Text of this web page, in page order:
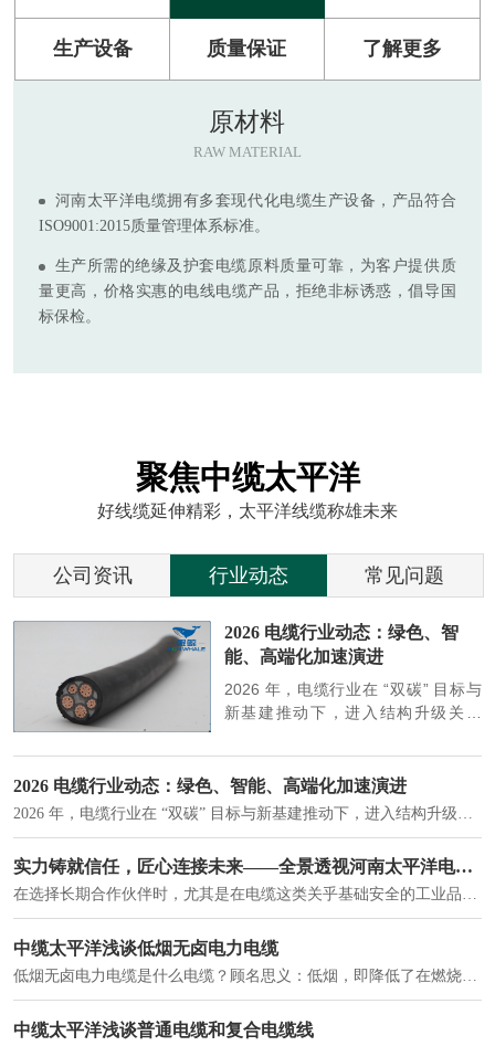
生产设备 质量保证 了解更多
原材料
RAW MATERIAL
河南太平洋电缆拥有多套现代化电缆生产设备，产品符合
ISO9001:2015质量管理体系标准。
生产所需的绝缘及护套电缆原料质量可靠，为客户提供质
量更高，价格实惠的电线电缆产品，拒绝非标诱惑，倡导国
标保检。
聚焦中缆太平洋
好线缆延伸精彩，太平洋线缆称雄未来
公司资讯 行业动态 常见问题
2026 电缆行业动态：绿色、智
能、高端化加速演进
2026 年，电缆行业在 “双碳” 目标与
新基建推动下，进入结构升级关键
大清晰趋势，市场格局持续优化。
2026 电缆行业动态：绿色、智能、高端化加速演进
实力铸就信任，匠心连接未来——全景透视河南太平洋电缆厂
在选择长期合作伙伴时，尤其是在电缆这类关乎基础安全的工业品上，供应商的“内在实力”远比一纸报价单更重要。今天，我们邀请您“云参观”河南太平洋电缆厂，透过每一个细节，看我们如何将“可靠”二字，铸入每一米电缆。
中缆太平洋浅谈低烟无卤电力电缆
低烟无卤电力电缆是什么电缆？顾名思义：低烟，即降低了在燃烧时有害物体的产生；卤素对于人体来说是一种有毒气体，无卤就是没有毒气体的释放，通常是针对电缆遇火灾时而言的。低烟无卤电力电缆又可以称之为环保电缆，低烟无卤电缆大多数用于医院和对环境卫生要求比较严格的地方。
中缆太平洋浅谈普通电缆和复合电缆线